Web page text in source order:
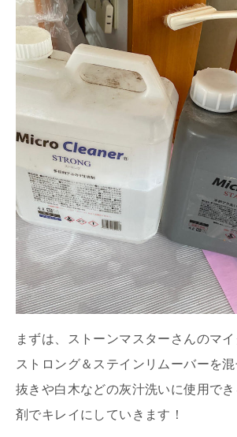
まずは、ストーンマスターさんのマ
ストロング＆ステインリムーバーを
抜きや白木などの灰汁洗いに使用で
剤でキレイにしていきます！